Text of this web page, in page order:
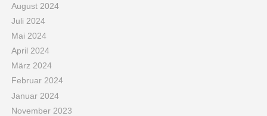
August 2024
Juli 2024
Mai 2024
April 2024
März 2024
Februar 2024
Januar 2024
November 2023